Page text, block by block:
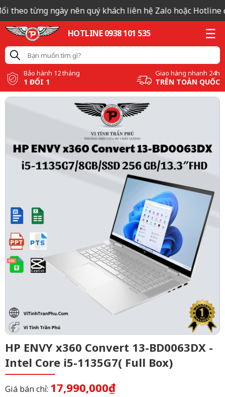
từng ngày nên quý khách liên hệ Zalo hoặc Hotline
HOTLINE 0938 101 535
Bảo hành 12 tháng
1 ĐỔI 1
Giao hàng nhanh 24h
TRÊN TOÀN QUỐC
HP ENVY x360 Convert 13-BD0063DX -
Intel Core i5-1135G7( Full Box)
Giá bán chỉ: 17,990,000₫